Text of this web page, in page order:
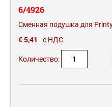
6/4926
Сменная подушка для
€ 5,41
с НДС
Количество: